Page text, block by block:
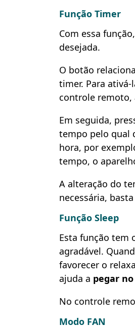
Função Timer
Com essa
desejada.
O botão
timer. Para
controle remoto,
Em seguida,
tempo pelo qual
hora, por
tempo, o
A alteração do
necessária,
Função Sleep
Esta função tem
agradável.
favorecer o
ajuda a pegar
No controle
Modo FAN